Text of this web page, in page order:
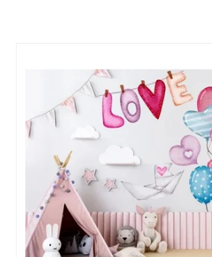
Abecedně